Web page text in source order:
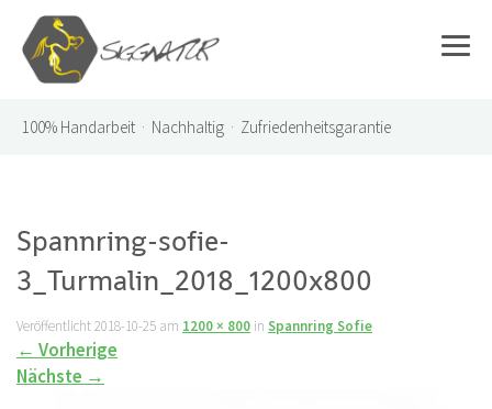
100% Handarbeit · Nachhaltig · Zufriedenheitsgarantie
Spannring-sofie-
3_Turmalin_2018_1200x800
Veröffentlicht2018-10-25 am 1200 × 800 in Spannring Sofie
← Vorherige
Nächste →